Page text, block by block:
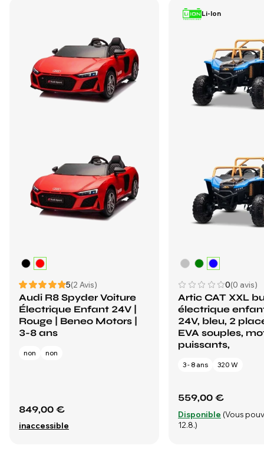
5(2 Avis)
Audi R8 Spyder Voiture
Électrique Enfant 24V |
Rouge | Beneo Motors |
3-8 ans
non non
849,00 €
inaccessible
Li-Ion
0(0 avis)
Artic CAT XXL
électrique
24V, bleu, 2
EVA souples,
puissants,
3 - 8 ans 320 W
559,00 €
Disponible (Vous
12.8.)